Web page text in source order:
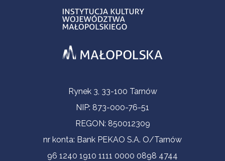
Informacje kontaktoweRynek 3, 33-100 Tarnów
NIP: 873-000-76-51
REGON: 850012309
nr konta: Bank PEKAO S.A. O/Tarnów
96 1240 1910 1111 0000 0898 4744